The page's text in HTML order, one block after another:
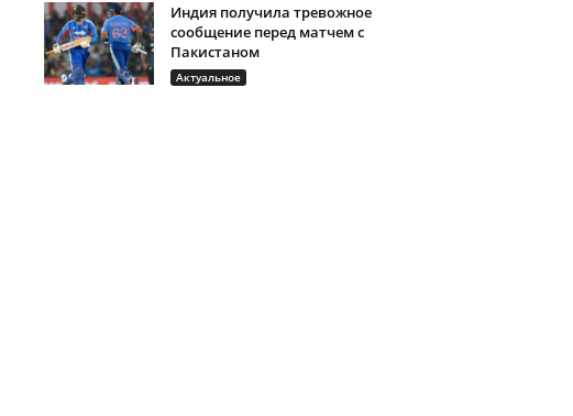
Индия получила тревожное
сообщение перед матчем с
Пакистаном
Актуальное